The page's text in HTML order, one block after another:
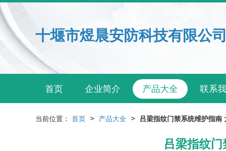
十堰市煜晨安防科技有限公司
首页 企业简介 产品大全 联系
当前位置： 首页 > 产品大全 > 吕梁指纹门禁系统维护指南
吕梁指纹